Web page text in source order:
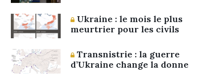
Ukraine : le mois le plus
meurtrier pour les civils
Transnistrie : la guerre
d’Ukraine change la donne